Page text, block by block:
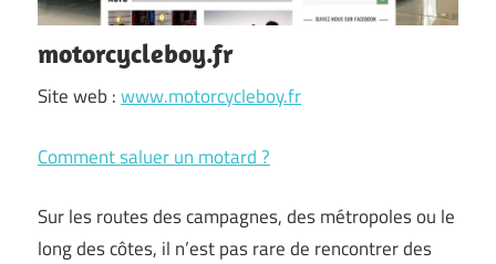
motorcycleboy.fr
Site web :www.motorcycleboy.fr
Comment saluer un motard ?
Sur les routes des campagnes, des métropoles ou le
long des côtes, il n’est pas rare de rencontrer des